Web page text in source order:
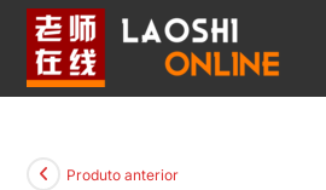
Produto anterior